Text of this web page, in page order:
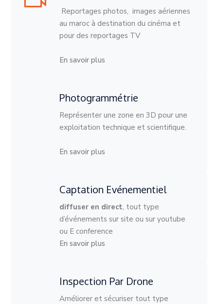
Reportages photos, images aériennes
au maroc à destination du cinéma et
pour des reportages TV
En savoir plus
Photogrammétrie
Représenter une zone en 3D pour une
exploitation technique et scientifique.
En savoir plus
Captation Evénementiel
diffuser en direct, tout type
d’événements sur site ou sur youtube
ou E conference
En savoir plus
Inspection Par Drone
Améliorer et sécuriser tout type